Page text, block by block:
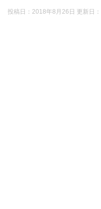
投稿日：2018年8月26日 更新日：